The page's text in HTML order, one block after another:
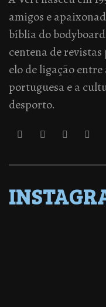
amigos e
bíblia do
centena de
elo de ligação
portuguesa e a
desporto.